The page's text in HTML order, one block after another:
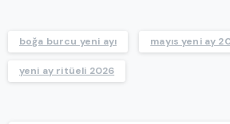
boğa burcu yeni ayı mayıs yeni ay
yeni ay ritüeli 2026